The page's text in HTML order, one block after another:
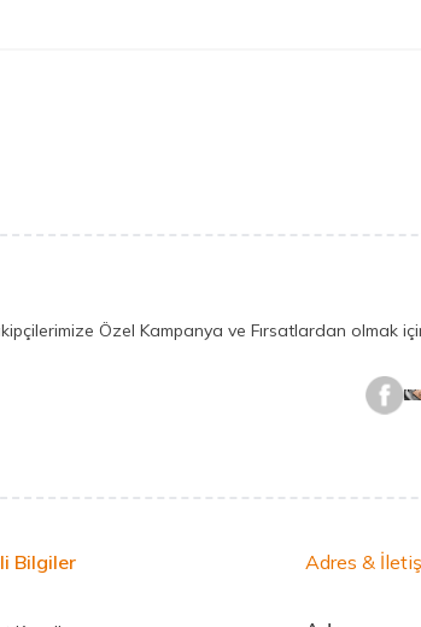
Özel Kampanya ve Fırsatlardan olmak
Adres &
Bilgiler